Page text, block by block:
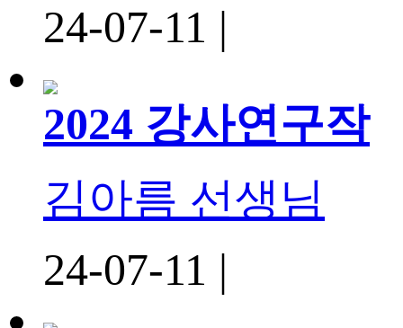
24-07-11 |
2024 강사연구작
김아름 선생님
24-07-11 |